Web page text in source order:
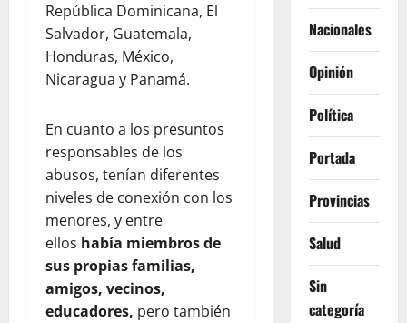
República Dominicana, El
Salvador, Guatemala,
Honduras, México,
Nicaragua y Panamá.
En cuanto a los presuntos
responsables de los
abusos, tenían diferentes
niveles de conexión con los
menores, y entre
ellos había miembros de
sus propias familias,
amigos, vecinos,
educadores, pero también
Nacionales
Opinión
Política
Portada
Provincias
Salud
Sin
categoría